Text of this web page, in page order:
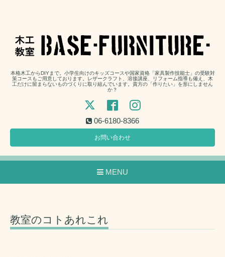
本格木工からDIYまで。小学生向けのキッズコースや国家資格「家具製作技能士」の受験対
策コースもご用意しております。レザークラフト、溶接講座、リフォーム指導も備え、木
工だけに留まらないものづくりに取り組んでいます。貴方の「作りたい」を形にしません
か？
06-6180-8366
お問い合わせ
MENU
教室のコトあれこれ